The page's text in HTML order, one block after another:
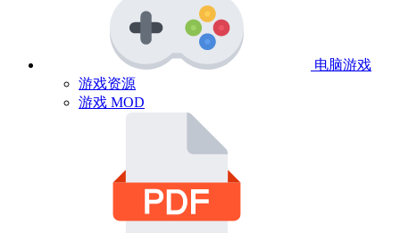
电脑游戏
游戏资源
游戏 MOD